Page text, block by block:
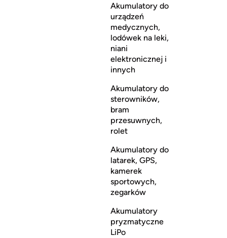
Akumulatory do
urządzeń
medycznych,
lodówek na leki,
niani
elektronicznej i
innych
Akumulatory do
sterowników,
bram
przesuwnych,
rolet
Akumulatory do
latarek, GPS,
kamerek
sportowych,
zegarków
Akumulatory
pryzmatyczne
LiPo